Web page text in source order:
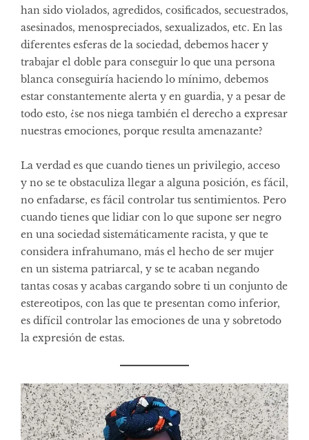
han sido violados, agredidos, cosificados, secuestrados,
asesinados, menospreciados, sexualizados, etc. En las
diferentes esferas de la sociedad, debemos hacer y
trabajar el doble para conseguir lo que una persona
blanca conseguiría haciendo lo mínimo, debemos
estar constantemente alerta y en guardia, y a pesar de
todo esto, ¿se nos niega también el derecho a expresar
nuestras emociones, porque resulta amenazante?
La verdad es que cuando tienes un privilegio, acceso
y no se te obstaculiza llegar a alguna posición, es fácil,
no enfadarse, es fácil controlar tus sentimientos. Pero
cuando tienes que lidiar con lo que supone ser negro
en una sociedad sistemáticamente racista, y que te
considera infrahumano, más el hecho de ser mujer
en un sistema patriarcal, y se te acaban negando
tantas cosas y acabas cargando sobre ti un conjunto de
estereotipos, con las que te presentan como inferior,
es difícil controlar las emociones de una y sobretodo
la expresión de estas.